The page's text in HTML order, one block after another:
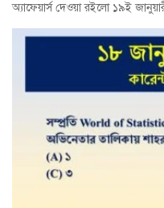
অ্যাফেয়ার্স দেওয়া রইলো ১৯ই